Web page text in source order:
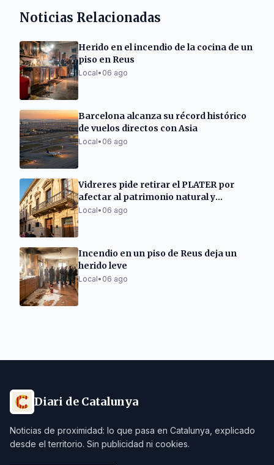
Noticias Relacionadas
Herido en el incendio de la cocina de un
piso en Reus
Local• 06 ago
Barcelona alcanza su récord histórico
de vuelos directos con Asia
Local• 06 ago
Vidreres pide retirar el PLATER por
afectar al patrimonio natural y
urbanístico
Local• 06 ago
Incendio en un piso de Reus deja un
herido leve
Local• 06 ago
Diari de Catalunya
Noticias de proximidad: lo que pasa en Catalunya, explicado
desde el territorio. Sin publicidad ni cookies.